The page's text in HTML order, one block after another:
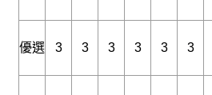
活
紀
優選 3 3 3 3 3 3